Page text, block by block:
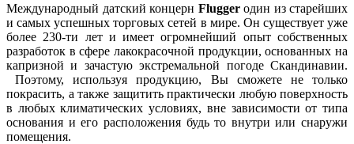
Международный датский концерн Fluggerодин из старейших
и самых успешных торговых сетей в мире. Он существует уже
более 230-ти лет и имеет огромнейший опыт собственных
разработок в сфере лакокрасочной продукции, основанных на
капризной и зачастую экстремальной погоде Скандинавии.
Поэтому, используя продукцию, Вы сможете не только
покрасить, а также защитить практически любую поверхность
в любых климатических условиях, вне зависимости от типа
основания и его расположения будь то внутри или снаружи
помещения.